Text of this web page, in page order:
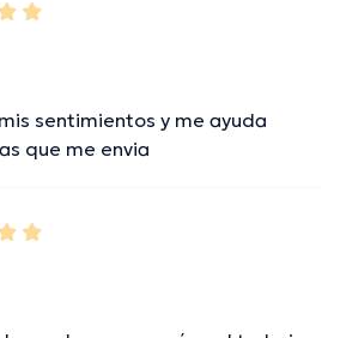
sentimientos y me ayuda
que me envia